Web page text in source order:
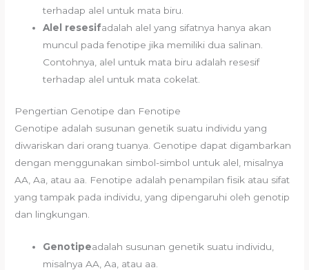
terhadap alel untuk mata biru.
Alel resesifadalah alel yang sifatnya hanya akan
muncul pada fenotipe jika memiliki dua salinan.
Contohnya, alel untuk mata biru adalah resesif
terhadap alel untuk mata cokelat.
Pengertian Genotipe dan Fenotipe
Genotipe adalah susunan genetik suatu individu yang
diwariskan dari orang tuanya. Genotipe dapat digambarkan
dengan menggunakan simbol-simbol untuk alel, misalnya
AA, Aa, atau aa. Fenotipe adalah penampilan fisik atau sifat
yang tampak pada individu, yang dipengaruhi oleh genotip
dan lingkungan.
Genotipeadalah susunan genetik suatu individu,
misalnya AA, Aa, atau aa.